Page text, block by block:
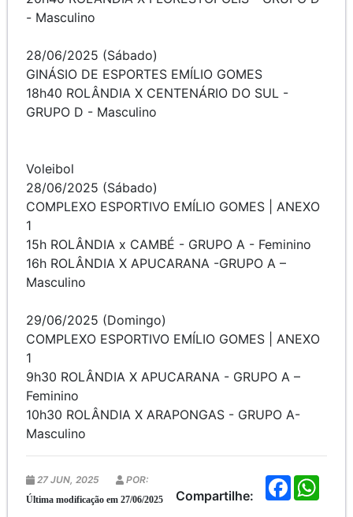
- Masculino
28/06/2025 (Sábado)
GINÁSIO DE ESPORTES EMÍLIO GOMES
18h40 ROLÂNDIA X CENTENÁRIO DO SUL -
GRUPO D - Masculino
Voleibol
28/06/2025 (Sábado)
COMPLEXO ESPORTIVO EMÍLIO GOMES | ANEXO
1
15h ROLÂNDIA x CAMBÉ - GRUPO A - Feminino
16h ROLÂNDIA X APUCARANA -GRUPO A –
Masculino
29/06/2025 (Domingo)
COMPLEXO ESPORTIVO EMÍLIO GOMES | ANEXO
1
9h30 ROLÂNDIA X APUCARANA - GRUPO A –
Feminino
10h30 ROLÂNDIA X ARAPONGAS - GRUPO A-
Masculino
Compartilhe:
F
a
27 JUN, 2025 POR:
Última modificação em 27/06/2025